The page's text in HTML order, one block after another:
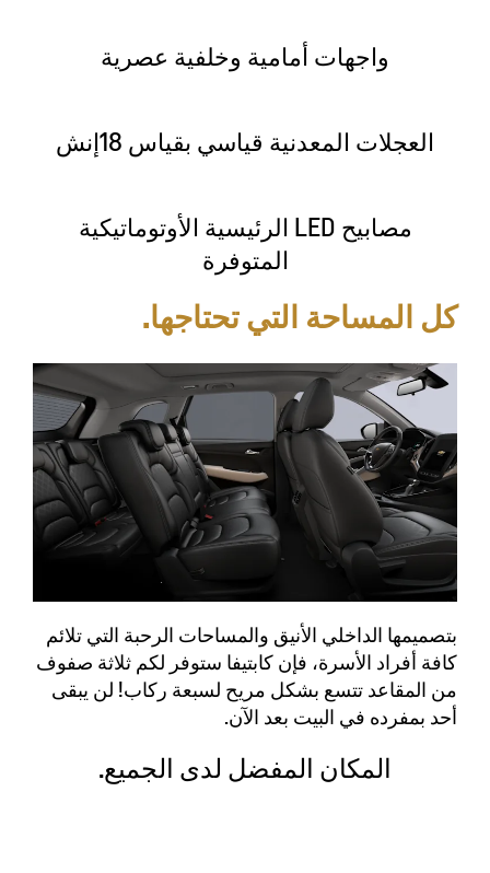
واجهات أمامية وخلفية عصرية
العجلات المعدنية قياسي بقياس 18إنش
مصابيح LED الرئيسية الأوتوماتيكية
المتوفرة
كل المساحة التي تحتاجها.
بتصميمها الداخلي الأنيق والمساحات الرحبة التي تلائم
كافة أفراد الأسرة، فإن كابتيفا ستوفر لكم ثلاثة صفوف
من المقاعد تتسع بشكل مريح لسبعة ركاب! لن يبقى
أحد بمفرده في البيت بعد الآن.
المكان المفضل لدى الجميع.